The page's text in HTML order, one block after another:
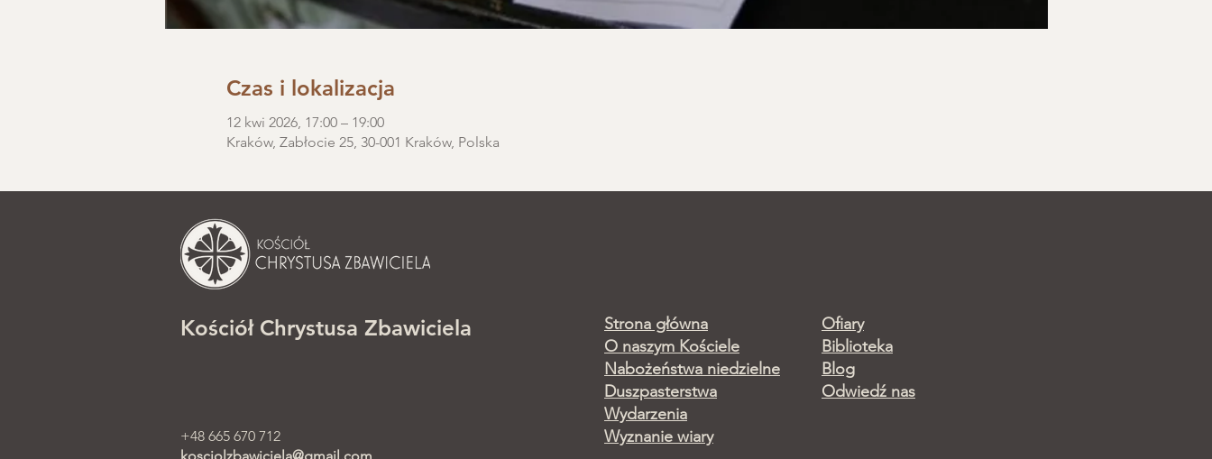
Czas i lokalizacja
12 kwi 2026, 17:00 – 19:00
Kraków, Zabłocie 25, 30-001 Kraków, Polska
Kościół Chrystusa Zbawiciela
+48 665 670 712
Strona główna
O naszym Kościele
Nabożeństwa niedzielne
Duszpasterstwa
Wydarzenia
Wyznanie wiary
Ofiary
Biblioteka
Blog
Odwiedź nas